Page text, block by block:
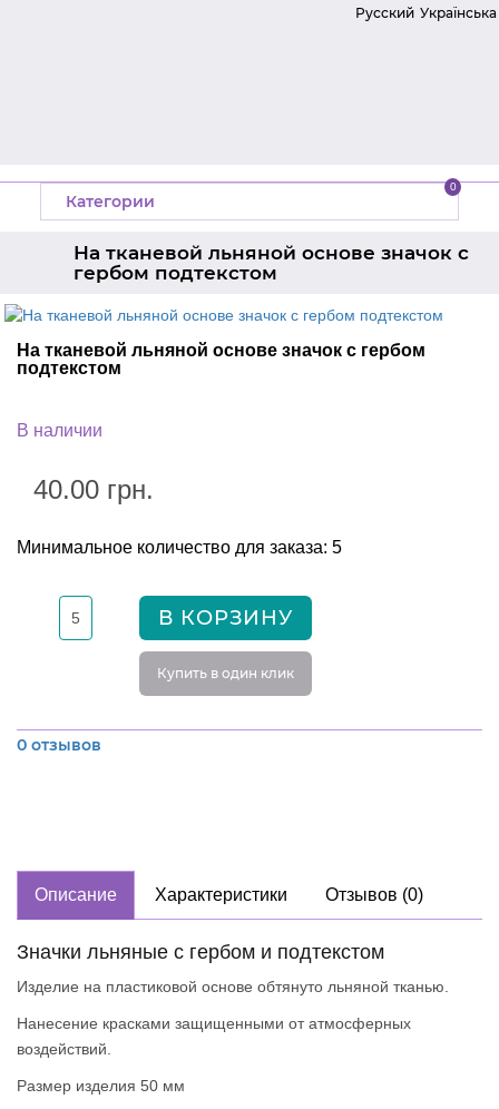
Русский Українська
Категории
0
На тканевой льняной основе значок с
гербом подтекстом
Значки выпускникам
Значки на заказ
На тканевой льняной основе значок с гербом
подтекстом
В наличии
40.00 грн.
Минимальное количество для заказа: 5
В КОРЗИНУ
Купить в один клик
0 отзывов
Описание Характеристики Отзывов (0)
Значки льняные с гербом и подтекстом
Изделие на пластиковой основе обтянуто льняной тканью.
Нанесение красками защищенными от атмосферных
воздействий.
Размер изделия 50 мм